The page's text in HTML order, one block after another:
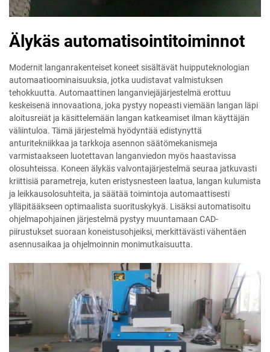
Älykäs automatisointitoiminnot
Modernit langanrakenteiset koneet sisältävät huipputeknologian
automaatioominaisuuksia, jotka uudistavat valmistuksen
tehokkuutta. Automaattinen langanviejäjärjestelmä erottuu
keskeisenä innovaationa, joka pystyy nopeasti viemään langan läpi
aloitusreiät ja käsittelemään langan katkeamiset ilman käyttäjän
väliintuloa. Tämä järjestelmä hyödyntää edistynyttä
anturitekniikkaa ja tarkkoja asennon säätömekanismeja
varmistaakseen luotettavan langanviedon myös haastavissa
olosuhteissa. Koneen älykäs valvontajärjestelmä seuraa jatkuvasti
kriittisiä parametreja, kuten eristysnesteen laatua, langan kulumista
ja leikkausolosuhteita, ja säätää toimintoja automaattisesti
ylläpitääkseen optimaalista suorituskykyä. Lisäksi automatisoitu
ohjelmapohjainen järjestelmä pystyy muuntamaan CAD-
piirustukset suoraan koneistusohjeiksi, merkittävästi vähentäen
asennusaikaa ja ohjelmoinnin monimutkaisuutta.